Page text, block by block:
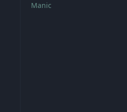
Manic